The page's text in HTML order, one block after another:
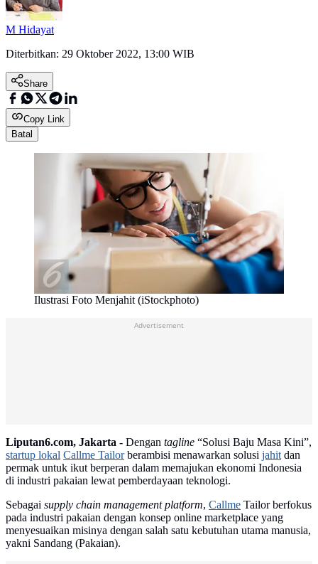
M Hidayat
Diterbitkan: 29 Oktober 2022, 13:00 WIB
Share
Copy Link
Batal
Ilustrasi Foto Menjahit (iStockphoto)
Advertisement
Liputan6.com, Jakarta - Dengan tagline “Solusi Baju Masa Kini”,
startup lokal Callme Tailorberambisi menawarkan solusi jahitdan
permak untuk ikut berperan dalam memajukan ekonomi Indonesia
di industri pakaian lewat pemberdayaan teknologi.
Sebagai supply chain management platform, Callme Tailor berfokus
pada industri pakaian dengan konsep online marketplace yang
menyesuaikan misinya dengan salah satu kebutuhan utama manusia,
yakni Sandang (Pakaian).